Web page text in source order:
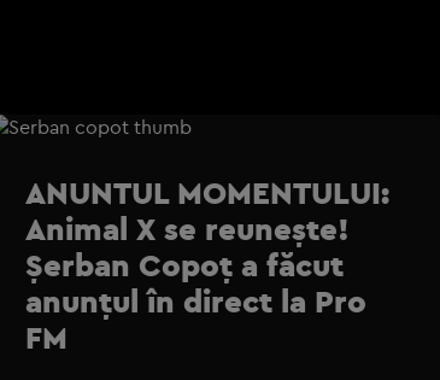
ANUNTUL MOMENTULUI:
Animal X se reunește!
Șerban Copoț a făcut
anunțul în direct la Pro
FM